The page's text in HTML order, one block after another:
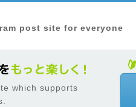
post site for everyone
which supports